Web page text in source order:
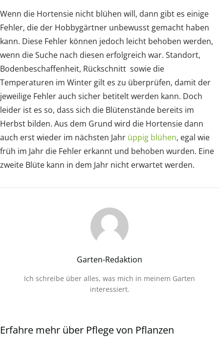
Wenn die Hortensie nicht blühen will, dann gibt es einige
Fehler, die der Hobbygärtner unbewusst gemacht haben
kann. Diese Fehler können jedoch leicht behoben werden,
wenn die Suche nach diesen erfolgreich war. Standort,
Bodenbeschaffenheit, Rückschnitt sowie die
Temperaturen im Winter gilt es zu überprüfen, damit der
jeweilige Fehler auch sicher betitelt werden kann. Doch
leider ist es so, dass sich die Blütenstände bereits im
Herbst bilden. Aus dem Grund wird die Hortensie dann
auch erst wieder im nächsten Jahr üppig blühen, egal wie
früh im Jahr die Fehler erkannt und behoben wurden. Eine
zweite Blüte kann in dem Jahr nicht erwartet werden.
Garten-Redaktion
Ich schreibe über alles, was mich in meinem Garten
interessiert.
Erfahre mehr über Pflege von Pflanzen